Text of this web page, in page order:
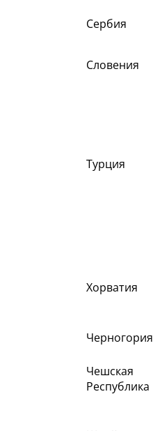
Сербия
Словения
Турция
Хорватия
Черногория
Чешская
Республика